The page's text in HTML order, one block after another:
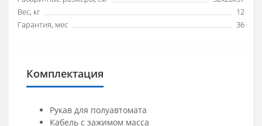
Вес, кг
12
Гарантия, мес
36
Комплектация
Рукав для полуавтомата
Кабель с зажимом масса